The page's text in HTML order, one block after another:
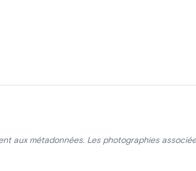
aux métadonnées. Les photographies